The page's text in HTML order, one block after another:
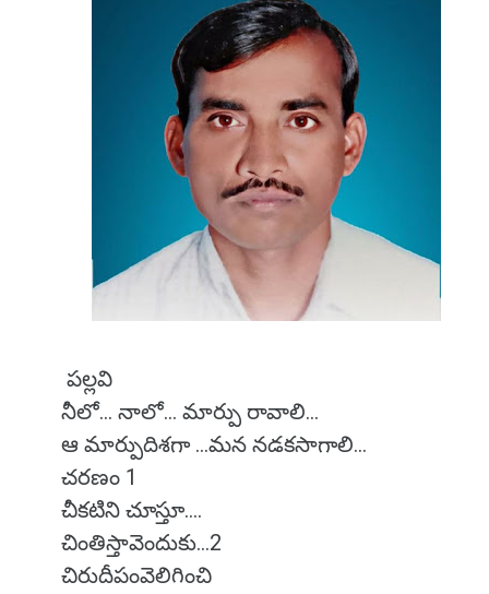
పల్లవి
నీలో... నాలో... మార్పు రావాలి...
ఆ మార్పుదిశగా ...మన నడకసాగాలి...
చరణం 1
చీకటిని చూస్తూ....
చింతిస్తావెందుకు...2
చిరుదీపంవెలిగించి